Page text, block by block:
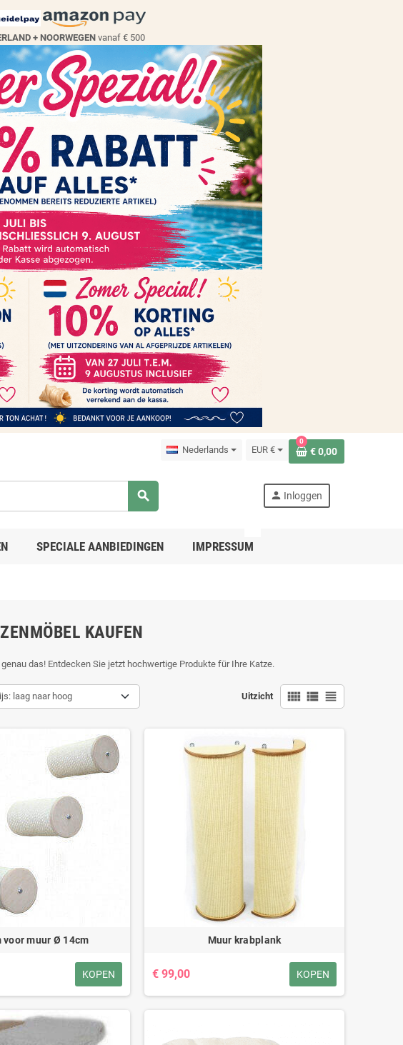
+ NOORWEGEN vanaf € 500
Nederlands EUR €
0
€ 0,00
search person Inloggen
SPECIALE AANBIEDINGEN IMPRESSUM
KAUFEN
das! Entdecken Sie jetzt hochwertige Produkte für Ihre Katze.
laag naar hoog Uitzicht view_comfy view_list view_headline
voor muur Ø 14cm
KOPEN
Muur krabplank
€ 99,00 KOPEN